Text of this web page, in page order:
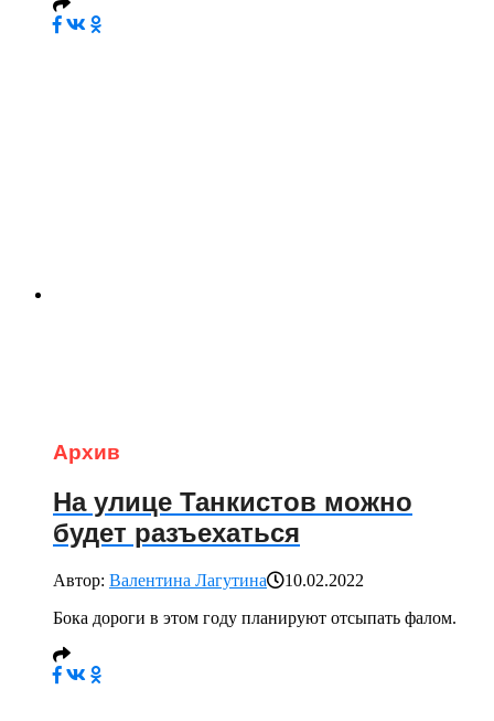
Архив
На улице Танкистов можно
будет разъехаться
Автор: Валентина Лагутина
10.02.2022
Бока дороги в этом году планируют отсыпать фалом.